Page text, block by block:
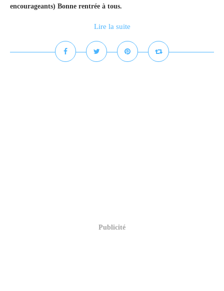
encourageants) Bonne rentrée à tous.
Lire la suite
Publicité